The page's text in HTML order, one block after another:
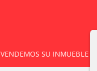
VENDEMOS SU INMUEBLE